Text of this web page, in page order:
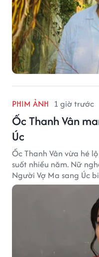
PHIM ẢNH 1 giờ trước
Ốc Thanh Vân
Úc
Ốc Thanh Vân vừa hé
suốt nhiều năm. Nữ
Người Vợ Ma sang Úc
đáng nhớ trong hành